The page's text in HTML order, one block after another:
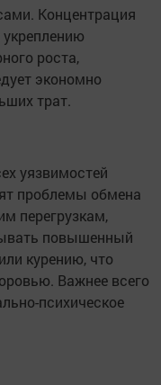
Концентрация
роста,
экономно
трат.
уязвимостей
проблемы обмена
перегрузкам,
повышенный
курению, что
Важнее всего
психическое